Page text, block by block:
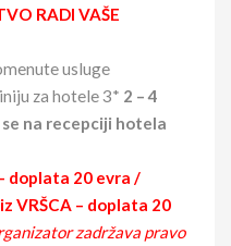
RADI VAŠE
usluge
za hotele 3* 2 – 4
se na recepciji hotela
doplata 20 evra /
VRŠCA – doplata 20
zadržava pravo